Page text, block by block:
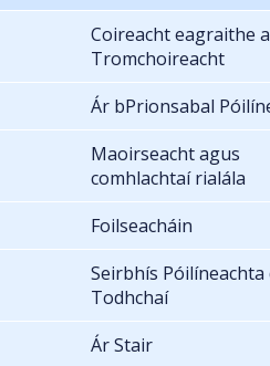
Coireacht eagraithe
Tromchoireacht
Ár bPrionsabal
Maoirseacht agus
comhlachtaí rialála
Foilseacháin
Seirbhís Póilíneachta
Todhchaí
Ár Stair